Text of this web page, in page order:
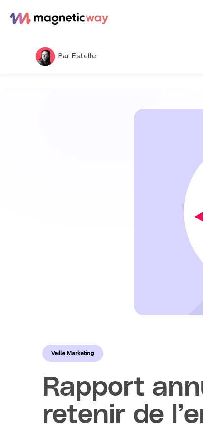
Par Estelle
Veille Marketing
Rapport
retenir de